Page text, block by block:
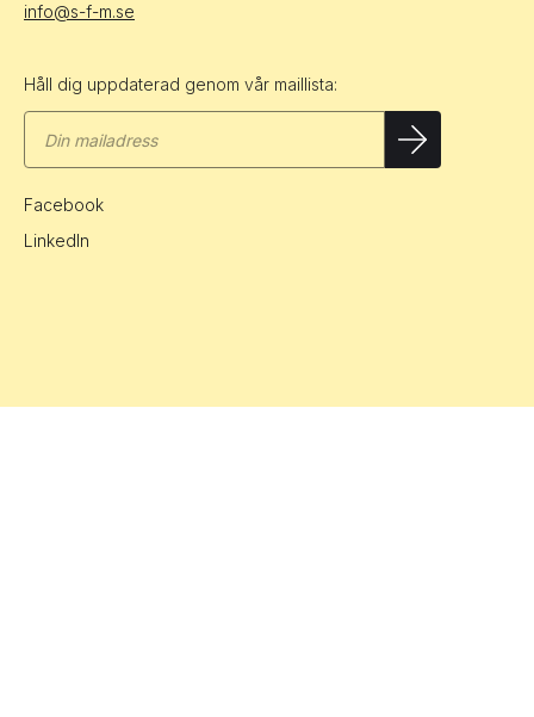
info@s-f-m.se
Håll dig uppdaterad genom vår maillista:
Facebook
LinkedIn